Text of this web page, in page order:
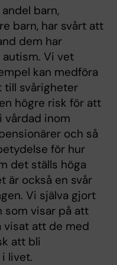
barn,
barn, har svårt att
dem har
autism. Vi vet
kan medföra
till svårigheter
högre risk för att
vårdad inom
och så
för hur
det ställs höga
är också en svår
Vi själva gjort
som visar på att
visat att de med
att bli
livet.